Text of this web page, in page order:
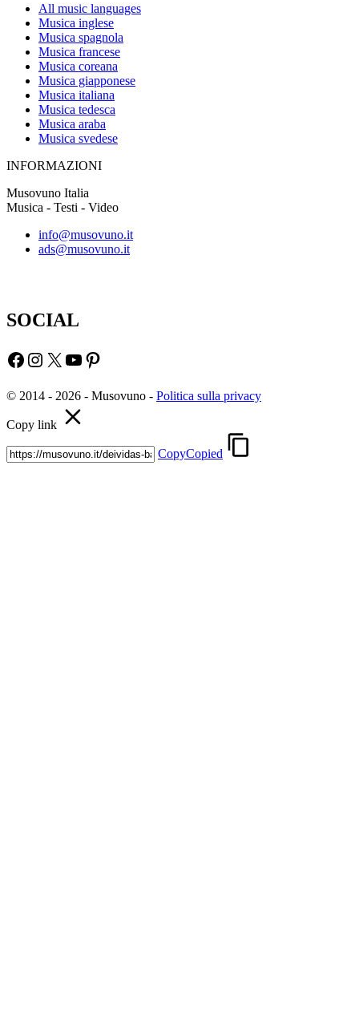
All music languages
Musica inglese
Musica spagnola
Musica francese
Musica coreana
Musica giapponese
Musica italiana
Musica tedesca
Musica araba
Musica svedese
INFORMAZIONI
Musovuno Italia
Musica - Testi - Video
info@musovuno.it
ads@musovuno.it
SOCIAL
Facebook
Instagram
X YouTube
Pinterest
© 2014 - 2026 - Musovuno - Politica sulla privacy
Copy link
CopyCopied